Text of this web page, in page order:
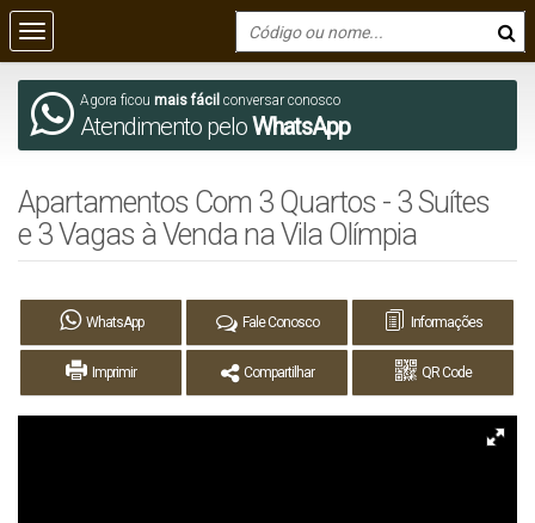
Agora ficou mais fácil conversar conosco
Atendimento peloWhatsApp
Apartamentos Com 3 Quartos - 3 Suítes
e 3 Vagas à Venda na Vila Olímpia
WhatsApp Fale Conosco Informações
Imprimir Compartilhar QR Code